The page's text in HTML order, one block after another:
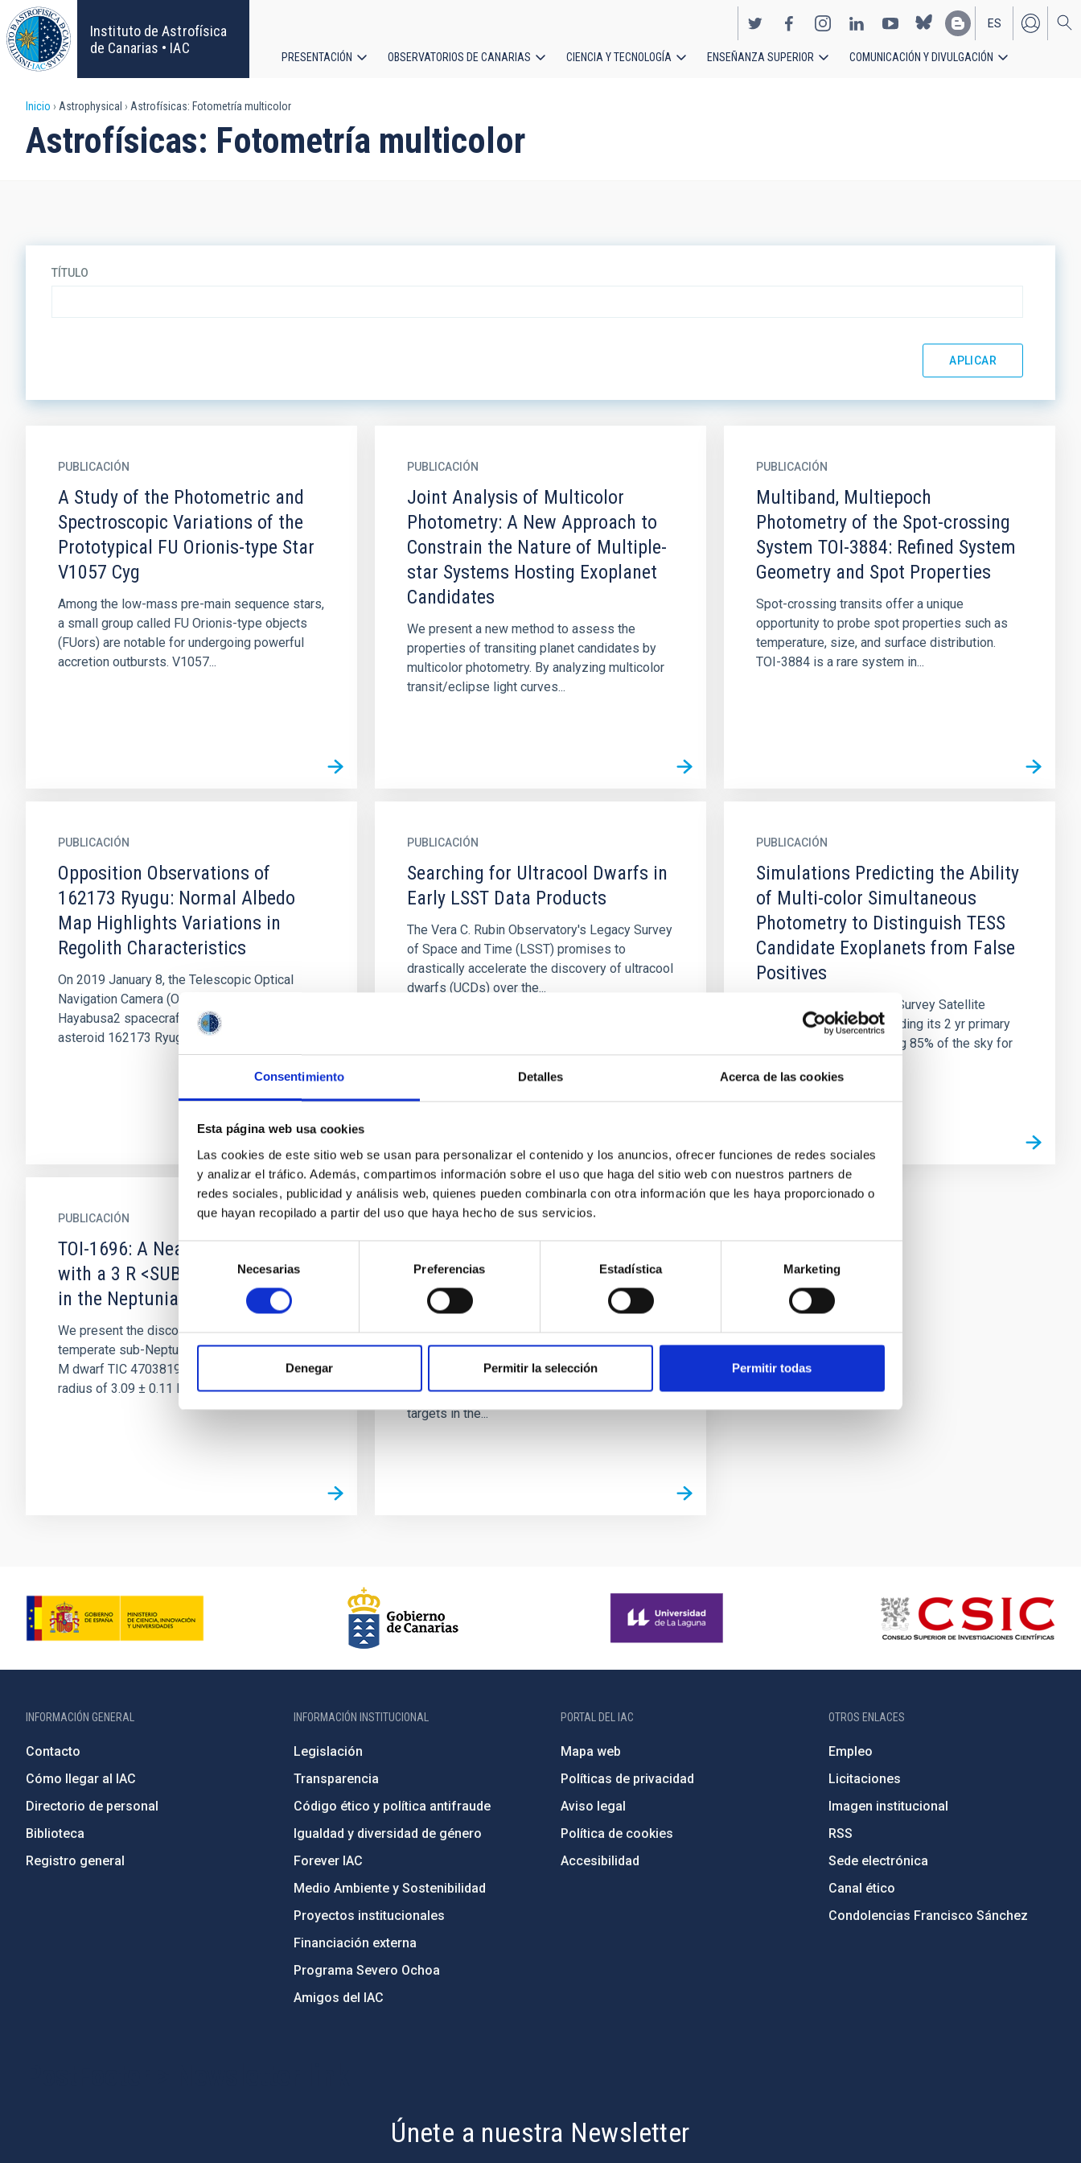
Consentimiento Detalles Acerca de las cookies
Esta página web usa cookies
Las cookies de este sitio web se usan para personalizar el contenido y los anuncios, ofrecer funciones de redes sociales
y analizar el tráfico. Además, compartimos información sobre el uso que haga del sitio web con nuestros partners de
redes sociales, publicidad y análisis web, quienes pueden combinarla con otra información que les haya proporcionado o
que hayan recopilado a partir del uso que haya hecho de sus servicios.
Selección
de
consentimiento
Necesarias Preferencias Estadística Marketing
Denegar Permitir la selección Permitir todas
Pasar
al
contenido
principal
Instituto de Astrofísica
de Canarias • IAC
EN
ES
principal
PRESENTACIÓN OBSERVATORIOS DE CANARIAS CIENCIA Y TECNOLOGÍA ENSEÑANZA SUPERIOR COMUNICACIÓN Y DIVULGACIÓN
Sobrescribir
enlaces
Inicio Astrophysical Astrofísicas: Fotometría multicolor
Astrofísicas: Fotometría multicolor
TÍTULO
PUBLICACIÓN
A Study of the Photometric and
Spectroscopic Variations of the
Prototypical FU Orionis-type Star
V1057 Cyg
Among the low-mass pre-main sequence stars,
a small group called FU Orionis-type objects
(FUors) are notable for undergoing powerful
accretion outbursts. V1057...
PUBLICACIÓN
Joint Analysis of Multicolor
Photometry: A New Approach to
Constrain the Nature of Multiple-
star Systems Hosting Exoplanet
Candidates
We present a new method to assess the
properties of transiting planet candidates by
multicolor photometry. By analyzing multicolor
transit/eclipse light curves...
PUBLICACIÓN
Multiband, Multiepoch
Photometry of the Spot-crossing
System TOI-3884: Refined System
Geometry and Spot Properties
Spot-crossing transits offer a unique
opportunity to probe spot properties such as
temperature, size, and surface distribution.
TOI-3884 is a rare system in...
PUBLICACIÓN
Opposition Observations of
162173 Ryugu: Normal Albedo
Map Highlights Variations in
Regolith Characteristics
On 2019 January 8, the Telescopic Optical
Navigation Camera (ONC-T) on board the
Hayabusa2 spacecraft observed the Cb-type
asteroid 162173 Ryugu under near...
PUBLICACIÓN
Searching for Ultracool Dwarfs in
Early LSST Data Products
The Vera C. Rubin Observatory's Legacy Survey
of Space and Time (LSST) promises to
drastically accelerate the discovery of ultracool
dwarfs (UCDs) over the...
PUBLICACIÓN
Simulations Predicting the Ability
of Multi-color Simultaneous
Photometry to Distinguish TESS
Candidate Exoplanets from False
Positives
The Transiting Exoplanet Survey Satellite
(TESS) is currently concluding its 2 yr primary
science mission searching 85% of the sky for
PUBLICACIÓN
TOI-1696: A Nearby M4 Dwarf
with a 3 R <SUB>⊕</SUB> Planet
in the Neptunian Desert
We present the discovery and validation of a
temperate sub-Neptune around the nearby mid-
M dwarf TIC 470381900 (TOI-1696), with a
radius of 3.09 ± 0.11 R ⊕ and...
PUBLICACIÓN
Activity-induced Photometric
Variations for Young Cool Stars in
stellar activity that induce systematic radial-
velocity errors (so-called "jitter") for the four
targets in the...
INFORMACIÓN GENERAL
Contacto
Cómo llegar al IAC
Directorio de personal
Biblioteca
Registro general
INFORMACIÓN INSTITUCIONAL
Legislación
Transparencia
Código ético y política antifraude
Igualdad y diversidad de género
Forever IAC
Medio Ambiente y Sostenibilidad
Proyectos institucionales
Financiación externa
Programa Severo Ochoa
Amigos del IAC
PORTAL DEL IAC
Mapa web
Políticas de privacidad
Aviso legal
Política de cookies
Accesibilidad
OTROS ENLACES
Empleo
Licitaciones
Imagen institucional
RSS
Sede electrónica
Canal ético
Condolencias Francisco Sánchez
Únete a nuestra Newsletter